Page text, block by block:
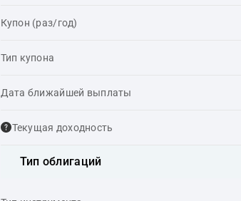
Купон (раз/год)
Тип купона
Дата ближайшей выплаты
Текущая доходность
Тип облигаций